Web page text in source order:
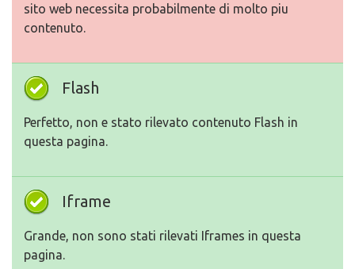
sito web necessita probabilmente di molto piu
contenuto.
Flash
Perfetto, non e stato rilevato contenuto Flash in
questa pagina.
Iframe
Grande, non sono stati rilevati Iframes in questa
pagina.